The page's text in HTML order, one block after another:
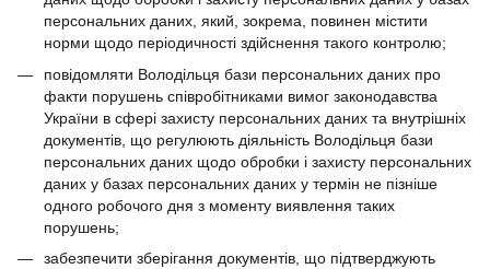
персональних даних, який, зокрема, повинен містити
норми щодо періодичності здійснення такого контролю;
повідомляти Володільця бази персональних даних про
факти порушень співробітниками вимог законодавства
України в сфері захисту персональних даних та внутрішніх
документів, що регулюють діяльність Володільця бази
персональних даних щодо обробки і захисту персональних
даних у базах персональних даних у термін не пізніше
одного робочого дня з моменту виявлення таких
порушень;
забезпечити зберігання документів, що підтверджують